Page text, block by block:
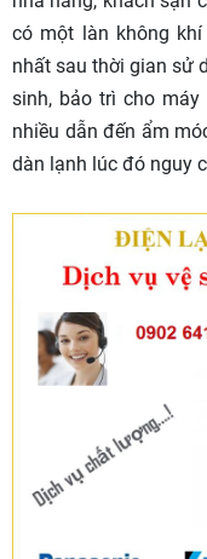
có một làn không
nhất sau thời gian sử
sinh, bảo trì cho
nhiều dẫn đến ẩm
dàn lạnh lúc đó nguy